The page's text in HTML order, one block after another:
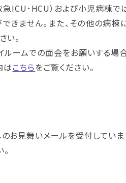
ICU･HCU）および小児病棟で
きません。また、その他の病棟
い。
ームでの面会をお願いする場
はこちらをご覧ください。
お見舞いメールを受付していま